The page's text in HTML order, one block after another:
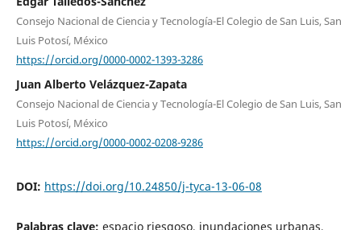
Consejo Nacional de Ciencia y Tecnología-El Colegio de San Luis, San
Luis Potosí, México
https://orcid.org/0000-0002-1393-3286
Juan Alberto Velázquez-Zapata
Consejo Nacional de Ciencia y Tecnología-El Colegio de San Luis, San
Luis Potosí, México
https://orcid.org/0000-0002-0208-9286
DOI: https://doi.org/10.24850/j-tyca-13-06-08
Palabras clave: espacio riesgoso, inundaciones urbanas,